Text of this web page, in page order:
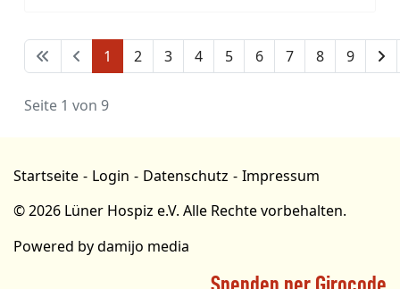
1 2 3 4 5 6 7 8 9
Seite 1 von 9
Startseite Login Datenschutz
Impressum
© 2026 Lüner Hospiz e.V. Alle Rechte vorbehalten.
Powered bydamijo media